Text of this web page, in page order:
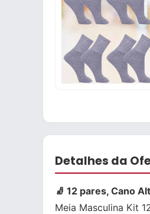
Detalhes da
🧦 12 pares, Cano
Meia Masculina Kit